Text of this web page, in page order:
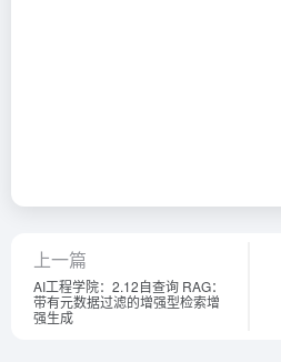
上一篇
AI工程学院：2.12自查询 RAG：
带有元数据过滤的增强型检索增
强生成